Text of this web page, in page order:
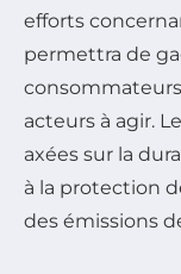
efforts
permettra de
acteurs à agir.
axées sur la
à la protection
des émissions